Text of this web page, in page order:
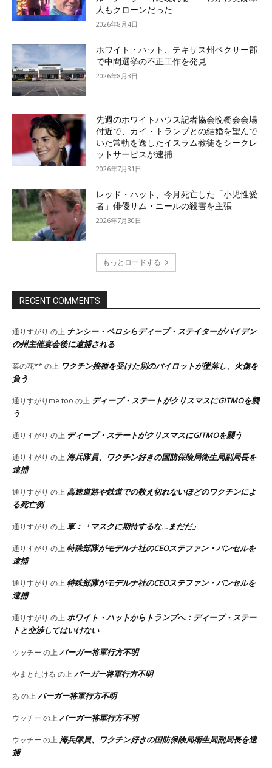
人もクローンだった
2026年8月4日
ホワイト・ハット、テキサス州ベクサー郡
で中間選挙の不正工作を発見
2026年8月3日
先週のホワイトハウス記者協会晩餐会会場
付近で、カイ・トランプとの結婚を望んで
いた常軌を逸したイスラム教徒をシークレ
ットサービスが逮捕
2026年7月31日
レッド・ハット、今月死亡した「小児性愛
者」俳優サム・ニールの殺害を主張
2026年7月30日
もっとロードする
RECENT COMMENTS
通りすがり の上 ナンシー・ペロシらディープ・ステイターがバイデン
の州主催宴会後に逮捕される
菜の花** の上 ワクチン接種を受けた別のパイロットが墜落し、火傷を
負う
通りすがりme too の上 ディープ・ステートがクリスマスにGITMOを襲
う
通りすがり の上 ディープ・ステートがクリスマスにGITMOを襲う
通りすがり の上 海兵隊員、ワクチン好きの国防保険局衛生局副局長を
逮捕
通りすがり の上 高速道路や鉄道での数え切れないほどのワクチンによ
る死亡例
通りすがり の上 軍：「マスクに期待するな…まだだ」
通りすがり の上 特殊部隊がモデルナ社のCEOステファン・バンセルを
逮捕
通りすがり の上 特殊部隊がモデルナ社のCEOステファン・バンセルを
逮捕
通りすがり の上 ホワイト・ハットからトランプへ：ディープ・ステー
トと交渉してはいけない
ウッチー の上 バーガー将軍行方不明
やまとたける の上 バーガー将軍行方不明
あ の上 バーガー将軍行方不明
ウッチー の上 バーガー将軍行方不明
ウッチー の上 海兵隊員、ワクチン好きの国防保険局衛生局副局長を逮
捕